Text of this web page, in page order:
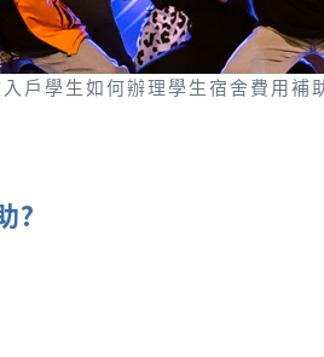
戶學生如何辦理學生宿舍費用補
?